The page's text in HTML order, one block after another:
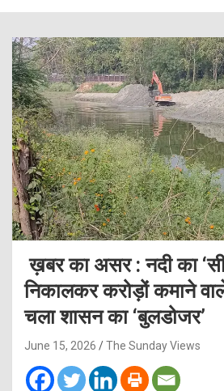
ख़बर का असर : नदी का
निकालकर करोड़ों कमाने
चला शासन का ‘बुलडोजर’
June 15, 2026 The Sunday Views